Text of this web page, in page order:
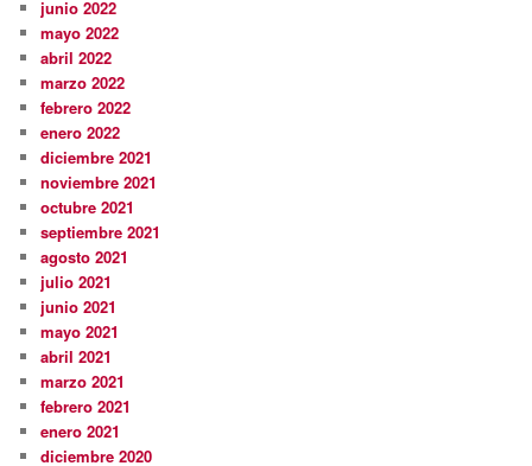
junio 2022
mayo 2022
abril 2022
marzo 2022
febrero 2022
enero 2022
diciembre 2021
noviembre 2021
octubre 2021
septiembre 2021
agosto 2021
julio 2021
junio 2021
mayo 2021
abril 2021
marzo 2021
febrero 2021
enero 2021
diciembre 2020